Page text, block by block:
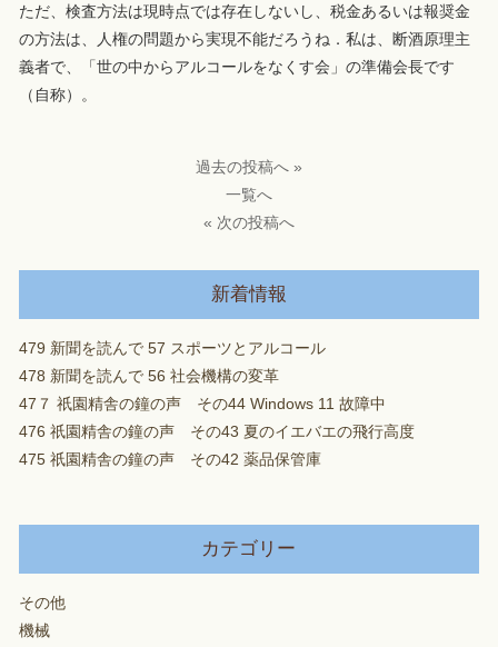
ただ、検査方法は現時点では存在しないし、税金あるいは報奨金
の方法は、人権の問題から実現不能だろうね．私は、断酒原理主
義者で、「世の中からアルコールをなくす会」の準備会長です
（自称）。
過去の投稿へ »
一覧へ
« 次の投稿へ
新着情報
479 新聞を読んで 57 スポーツとアルコール
478 新聞を読んで 56 社会機構の変革
47７ 祇園精舎の鐘の声 その44 Windows 11 故障中
476 祇園精舎の鐘の声 その43 夏のイエバエの飛行高度
475 祇園精舎の鐘の声 その42 薬品保管庫
カテゴリー
その他
機械